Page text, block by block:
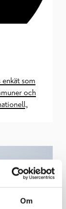
Om
som
och